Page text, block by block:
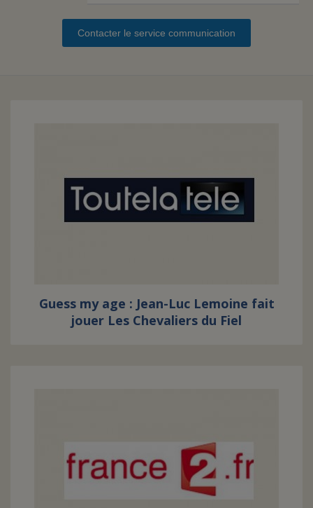
FAIRE UN DON
BÉNÉVOLE
UN PETIT PRINCE
Contacter le service communication
Guess my age : Jean-Luc Lemoine fait
jouer Les Chevaliers du Fiel